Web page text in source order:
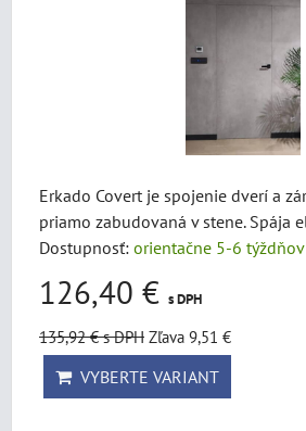
Erkado Covert je spojenie dverí a
priamo zabudovaná v stene. Spája
Dostupnosť: orientačne 5-6 týždňov
126,40 € s DPH
135,92 €s DPH Zľava 9,51 €
VYBERTE VARIANT